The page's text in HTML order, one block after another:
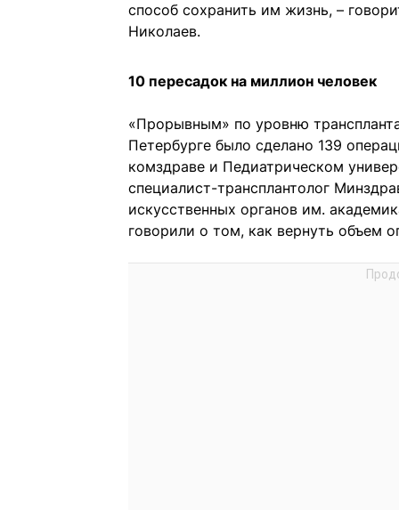
способ сохранить им жизнь, –
Николаев.
10 пересадок на миллион человек
«Прорывным» по уровню
Петербурге было сделано 139
комздраве и Педиатрическом
специалист-трансплантолог
искусственных органов им.
говорили о том, как вернуть объем